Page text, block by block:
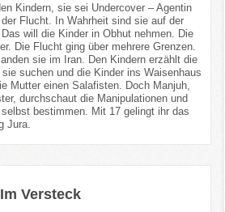
Kindern, sie sei Undercover – Agentin
Flucht. In Wahrheit sind sie auf der
will die Kinder in Obhut nehmen. Die
Die Flucht ging über mehrere Grenzen.
sie im Iran. Den Kindern erzählt die
suchen und die Kinder ins Waisenhaus
Mutter einen Salafisten. Doch Manjuh,
durchschaut die Manipulationen und
bestimmen. Mit 17 gelingt ihr das
Jura.
Versteck